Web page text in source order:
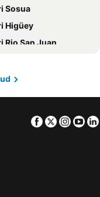
Cipru
Jud. Cluj
Monaco
Sosua
Higüey
Rio San Juan
Barahona
Facebook
Twitter